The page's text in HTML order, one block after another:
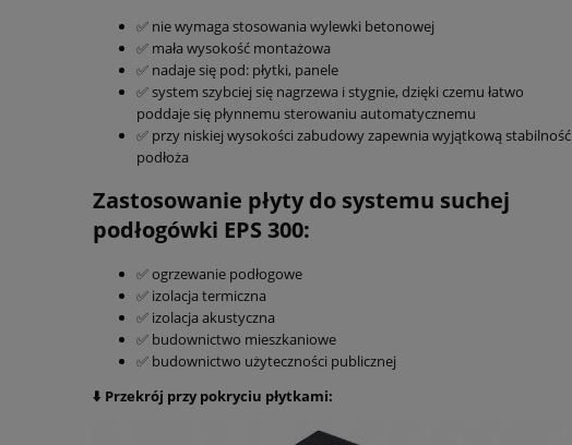
✅ nie wymaga stosowania wylewki betonowej
✅ mała wysokość montażowa
✅ nadaje się pod: płytki, panele
✅ system szybciej się nagrzewa i stygnie, dzięki czemu łatwo
poddaje się płynnemu sterowaniu automatycznemu
✅ przy niskiej wysokości zabudowy zapewnia wyjątkową stabilność
podłoża
Zastosowanie płyty do systemu suchej
podłogówki EPS 300:
✅ ogrzewanie podłogowe
✅ izolacja termiczna
✅ izolacja akustyczna
✅ budownictwo mieszkaniowe
✅ budownictwo użyteczności publicznej
⬇️ Przekrój przy pokryciu płytkami: